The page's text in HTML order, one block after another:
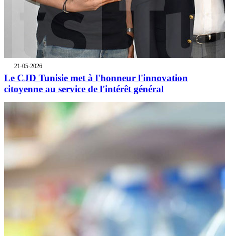
21-05-2026
Le CJD Tunisie met à l'honneur l'innovation
citoyenne au service de l'intérêt général